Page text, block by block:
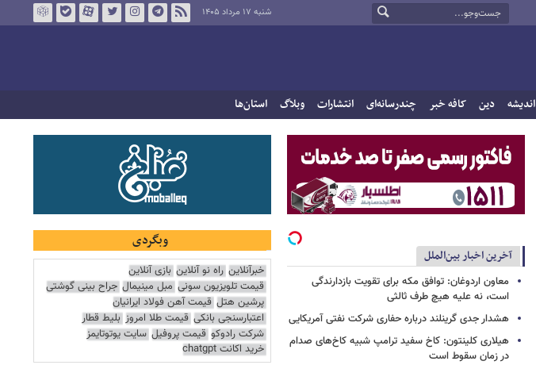
شنبه ۱۷ مرداد ۱۴۰۵
اندیشه دین کافه خبر چندرسانه‌ای انتشارات وبلاگ استان‌ها
آخرین اخبار بین‌الملل
معاون اردوغان: توافق مکه برای تقویت بازدارندگی
است، نه علیه هیچ طرف ثالثی
هشدار جدی گرینلند درباره حفاری شرکت نفتی آمریکایی
هیلاری کلینتون: کاخ سفید ترامپ شبیه کاخ‌های صدام
در زمان سقوط است
وبگردی
خبرآنلاین راه نو آنلاین بازی آنلاین
قیمت تلویزیون سونی مبل مینیمال جراح بینی گوشتی
پرشین هتل قیمت آهن فولاد ایرانیان
اعتبارسنجی بانکی قیمت طلا امروز بلیط قطار
شرکت رادوکو قیمت پروفیل سایت یوتوتایمز
خرید اکانت chatgpt